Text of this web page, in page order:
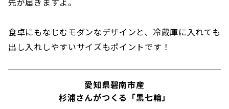
食卓にもなじむモダンなデザインと、冷蔵庫に入れても
出し入れしやすいサイズもポイントです！
愛知県碧南市産
杉浦さんがつくる「黒七輪」